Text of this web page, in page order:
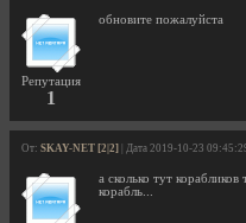
Репутация
1
обновите пожалуйста
От: SKAY-NET [2|2] | Дата 2019-10-23
а сколько тут
корабль...